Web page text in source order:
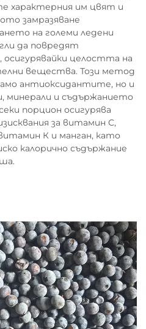
характерния им цвят и
замразяване
на големи ледени
да повредят
целостта на
вещества. Този метод
антиоксидантите, но и
минерали и съдържанието
порцион осигурява
за витамин С,
К и манган, като
калорично съдържание